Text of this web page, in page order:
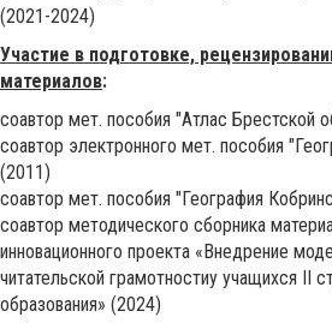
(2021-2024)
Участие в подготовке,
материалов:
соавтор мет. пособия "Атлас Брестской
соавтор электронного мет. пособия
(2011)
соавтор мет. пособия "География
соавтор методического сборника
инновационного проекта «Внедрение
читательской грамотностиу учащихся ІІ
образования» (2024)